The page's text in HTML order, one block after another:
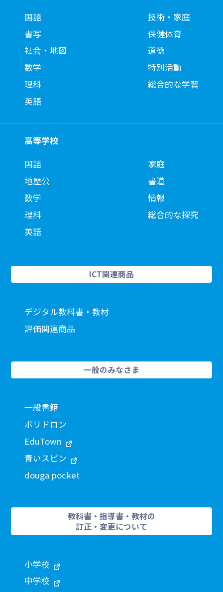
国語
書写
社会・地図
数学
理科
英語
技術・家庭
保健体育
道徳
特別活動
総合的な学習
高等学校
国語
地歴公
数学
理科
英語
家庭
書道
情報
総合的な探究
ICT関連商品
デジタル教科書・教材
評価関連商品
一般のみなさま
一般書籍
ポリドロン
EduTown
青いスピン
douga pocket
教科書・指導書・教材の
訂正・変更について
小学校
中学校